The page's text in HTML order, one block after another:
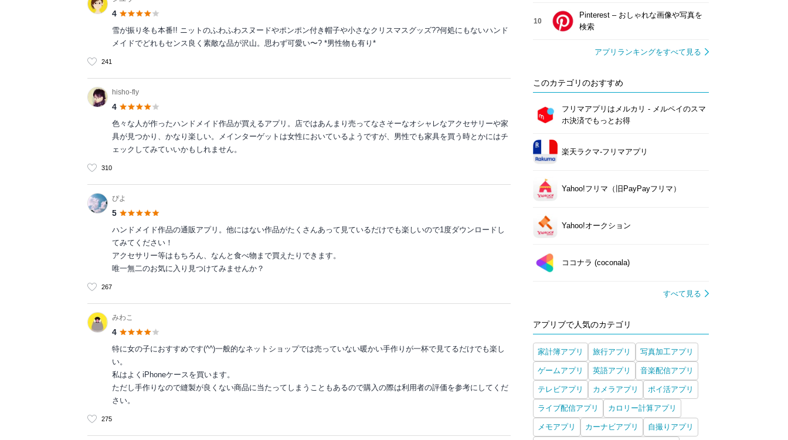
4
雪が振り冬も本番!! ニットのふわふわスヌードやポンポン付き帽子や小さなクリスマスグッズ??何処にもないハンド
メイドでどれもセンス良く素敵な品が沢山。思わず可愛い〜? *男性物も有り*
241
hisho-fly
4
色々な人が作ったハンドメイド作品が買えるアプリ。店ではあんまり売ってなさそーなオシャレなアクセサリーや家
具が見つかり、かなり楽しい。メインターゲットは女性においているようですが、男性でも家具を買う時とかにはチ
ェックしてみていいかもしれません。
310
ぴよ
5
ハンドメイド作品の通販アプリ。他にはない作品がたくさんあって見ているだけでも楽しいので1度ダウンロードし
てみてください！
アクセサリー等はもちろん、なんと食べ物まで買えたりできます。
唯一無二のお気に入り見つけてみませんか？
267
みわこ
4
特に女の子におすすめです(^^)一般的なネットショップでは売っていない暖かい手作りが一杯で見てるだけでも楽し
い。
私はよくiPhoneケースを買います。
ただし手作りなので縫製が良くない商品に当たってしまうこともあるので購入の際は利用者の評価を参考にしてくだ
さい。
275
10
Pinterest – おしゃれな画像や写真を
検索
アプリランキングをすべて見る
このカテゴリのおすすめ
フリマアプリはメルカリ - メルペイのスマ
ホ決済でもっとお得
楽天ラクマ-フリマアプリ
Yahoo!フリマ（旧PayPayフリマ）
Yahoo!オークション
ココナラ (coconala)
すべて見る
アプリブで人気のカテゴリ
家計簿アプリ 旅行アプリ 写真加工アプリ
ゲームアプリ 英語アプリ 音楽配信アプリ
テレビアプリ カメラアプリ ポイ活アプリ
ライブ配信アプリ カロリー計算アプリ
メモアプリ カーナビアプリ 自撮りアプリ